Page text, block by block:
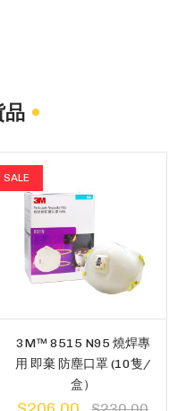
品
SALE
3M™ 8515 N95 燒焊專
用 即棄 防塵口罩 (10隻/
盒）